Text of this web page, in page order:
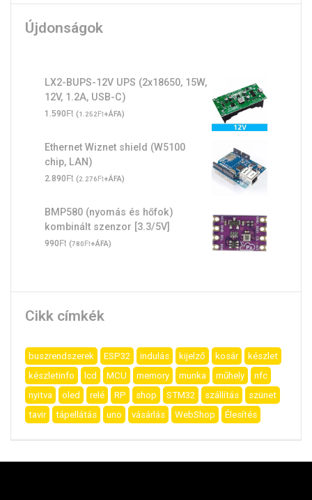
Újdonságok
LX2-BUPS-12V UPS (2x18650, 15W,
12V, 1.2A, USB-C)
1.590Ft (1.252Ft+ÁFA)
Ethernet Wiznet shield (W5100
chip, LAN)
2.890Ft (2.276Ft+ÁFA)
BMP580 (nyomás és hőfok)
kombinált szenzor [3.3/5V]
990Ft (780Ft+ÁFA)
Cikk címkék
buszrendszerek ESP32 indulás kijelző kosár
készlet
készletinfo
lcd MCU memory munka műhely
nfc
nyitva
oled relé RP shop STM32 szállítás
szünet
tavir
tápellátás uno vásárlás WebShop Élesítés